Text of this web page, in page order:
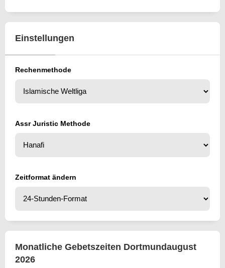
Einstellungen
Rechenmethode
Assr Juristic Methode
Zeitformat ändern
Monatliche Gebetszeiten Dortmundaugust
2026